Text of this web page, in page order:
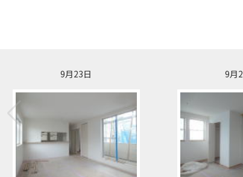
9月23日 9月